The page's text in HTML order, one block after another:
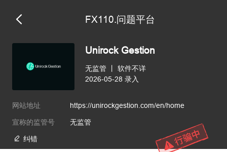
FX110.问题平台
Unirock Gestion
无监管
软件不详
2026-05-28 录入
网站地址 https://unirockgestion.com/en/home
宣称的监管号 无监管
纠错